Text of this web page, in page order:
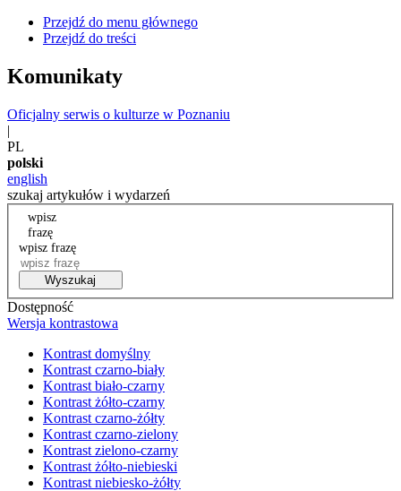
Przejdź do menu głównego
Przejdź do treści
Komunikaty
Oficjalny serwis o kulturze w Poznaniu
|
PL
polski
english
szukaj artykułów i wydarzeń
wpisz
frazę
wpisz frazę
Wyszukaj
Dostępność
Wersja kontrastowa
Kontrast domyślny
Kontrast czarno-biały
Kontrast biało-czarny
Kontrast żółto-czarny
Kontrast czarno-żółty
Kontrast czarno-zielony
Kontrast zielono-czarny
Kontrast żółto-niebieski
Kontrast niebiesko-żółty